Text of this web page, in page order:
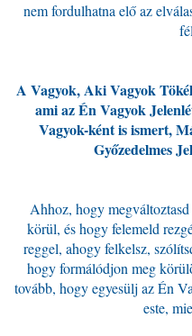
nem fordulhatna elő az
A Vagyok, Aki Vagyok
ami az Én Vagyok
Vagyok-ként is ismert,
Győzedelmes
Ahhoz, hogy megváltoztasd
körül, és hogy felemeld
reggel, ahogy felkelsz,
hogy formálódjon meg
tovább, hogy egyesülj az Én
este,